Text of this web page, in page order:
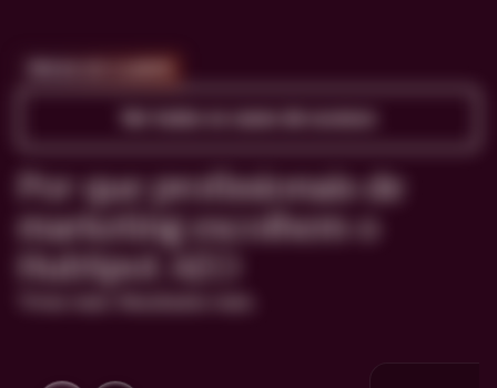
Por que profissionais de
marketing escolhem o
HubSpot AEO